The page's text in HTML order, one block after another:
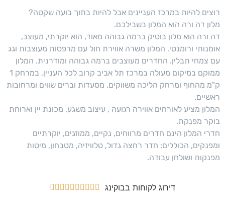
רוצים להיות במרכז העניינים אבל להיות בתוך בועה שקטה?
מלון דה ורה הוא המלון בשבילכם.
דה ורה הוא מלון בוטיק ברמה גבוהה מאוד, הוא יוקרתי, מעוצב,
אומנותי ורומנטי. המלון משרה אווירת חול עם מרפסות מעוצבות וגג
עם צמחי תבלין. החדרים מעוצבים ברמה גבוהה ומודרנית. המלון
ממוקם במיקום מעולה במרכז תל אביב קרוב לכל העניין, במרחק 1
ק"מ מהחוף ומרחק הליכה משווקים, מסעדות וברים שווים ומרחובות
ראשיים.
המלון מציע לאורחים אווירה רגועה , עיצוב משגע, מכונת יין וארוחת
בוקר מפנקת.
חדרי המלון הינם חדרים מרווחים, נקיים, ממוזגים, יוקרתיים
ומפנקים, הכוללים: חדר רחצה גדול, טלוויזיה, מטבחון, מיטות
מפנקות ושולחן עבודה.
דירוג לקוחות בבוקינג 








